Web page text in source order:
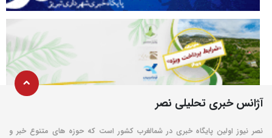
آژانس خبری تحلیلی نصر
نصر نیوز اولین پایگاه خبری در شمالغرب کشور است که حوزه های متنوع خبر و